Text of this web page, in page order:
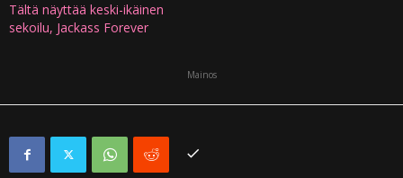
Tältä näyttää keski-ikäinen
sekoilu, Jackass Forever
Mainos